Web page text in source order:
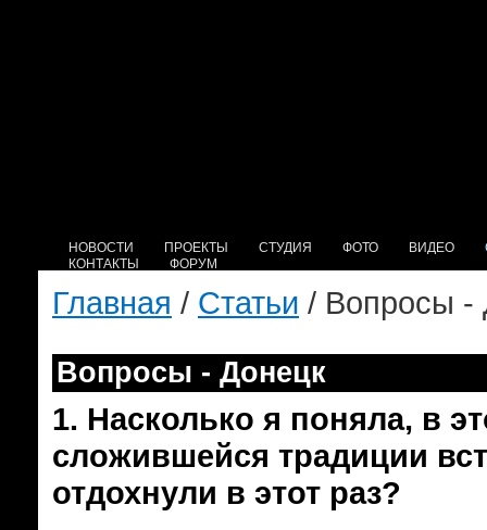
НОВОСТИ ПРОЕКТЫ СТУДИЯ ФОТО ВИДЕО
КОНТАКТЫ
ФОРУМ
Главная / Статьи / Вопросы -
Вопросы - Донецк
1. Насколько я поняла, в
сложившейся традиции
отдохнули в этот раз?